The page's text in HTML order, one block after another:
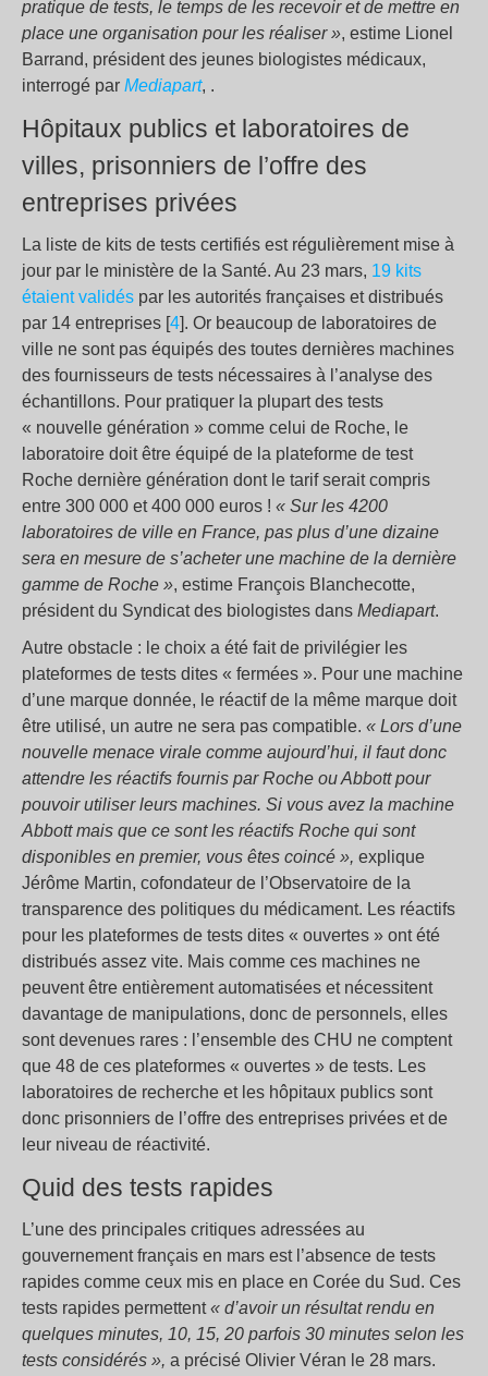
pratique de tests, le temps de les recevoir et de mettre en
place une organisation pour les réaliser », estime Lionel
Barrand, président des jeunes biologistes médicaux,
interrogé par Mediapart, .
Hôpitaux publics et laboratoires de
villes, prisonniers de l’offre des
entreprises privées
La liste de kits de tests certifiés est régulièrement mise à
jour par le ministère de la Santé. Au 23 mars, 19 kits
étaient validés par les autorités françaises et distribués
par 14 entreprises [4]. Or beaucoup de laboratoires de
ville ne sont pas équipés des toutes dernières machines
des fournisseurs de tests nécessaires à l’analyse des
échantillons. Pour pratiquer la plupart des tests
« nouvelle génération » comme celui de Roche, le
laboratoire doit être équipé de la plateforme de test
Roche dernière génération dont le tarif serait compris
entre 300 000 et 400 000 euros ! « Sur les 4200
laboratoires de ville en France, pas plus d’une dizaine
sera en mesure de s’acheter une machine de la dernière
gamme de Roche », estime François Blanchecotte,
président du Syndicat des biologistes dans Mediapart.
Autre obstacle : le choix a été fait de privilégier les
plateformes de tests dites « fermées ». Pour une machine
d’une marque donnée, le réactif de la même marque doit
être utilisé, un autre ne sera pas compatible. « Lors d’une
nouvelle menace virale comme aujourd’hui, il faut donc
attendre les réactifs fournis par Roche ou Abbott pour
pouvoir utiliser leurs machines. Si vous avez la machine
Abbott mais que ce sont les réactifs Roche qui sont
disponibles en premier, vous êtes coincé », explique
Jérôme Martin, cofondateur de l’Observatoire de la
transparence des politiques du médicament. Les réactifs
pour les plateformes de tests dites « ouvertes » ont été
distribués assez vite. Mais comme ces machines ne
peuvent être entièrement automatisées et nécessitent
davantage de manipulations, donc de personnels, elles
sont devenues rares : l’ensemble des CHU ne comptent
que 48 de ces plateformes « ouvertes » de tests. Les
laboratoires de recherche et les hôpitaux publics sont
donc prisonniers de l’offre des entreprises privées et de
leur niveau de réactivité.
Quid des tests rapides
L’une des principales critiques adressées au
gouvernement français en mars est l’absence de tests
rapides comme ceux mis en place en Corée du Sud. Ces
tests rapides permettent« d’avoir un résultat rendu en
quelques minutes, 10, 15, 20 parfois 30 minutes selon les
tests considérés », a précisé Olivier Véran le 28 mars.